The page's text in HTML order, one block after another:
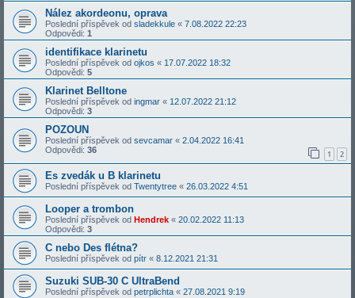
Nález akordeonu, oprava
Poslední příspěvek od sladekkule « 7.08.2022 22:23
Odpovědi: 1
identifikace klarinetu
Poslední příspěvek od ojkos « 17.07.2022 18:32
Odpovědi: 5
Klarinet Belltone
Poslední příspěvek od ingmar « 12.07.2022 21:12
Odpovědi: 3
POZOUN
Poslední příspěvek od sevcamar « 2.04.2022 16:41
Odpovědi: 36 1 2
Es zvedák u B klarinetu
Poslední příspěvek od Twentytree « 26.03.2022 4:51
Looper a trombon
Poslední příspěvek od Hendrek « 20.02.2022 11:13
Odpovědi: 3
C nebo Des flétna?
Poslední příspěvek od pítr « 8.12.2021 21:31
Suzuki SUB-30 C UltraBend
Poslední příspěvek od petrplichta « 27.08.2021 9:19